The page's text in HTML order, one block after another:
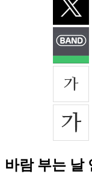
바람 부는 날